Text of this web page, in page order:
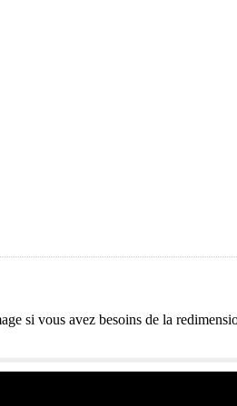
si vous avez besoins de la